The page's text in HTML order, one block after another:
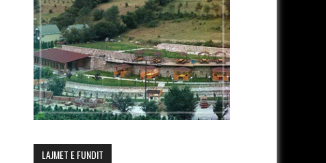
LAJMET E FUNDIT